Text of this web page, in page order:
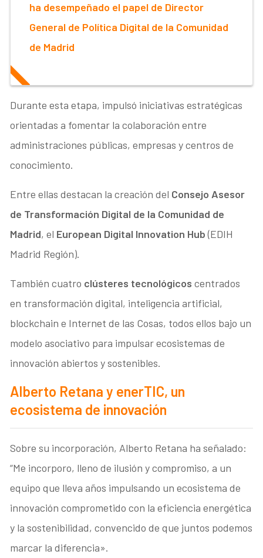
ha desempeñado el papel de Director
General de Política Digital de la Comunidad
de Madrid
Durante esta etapa, impulsó iniciativas estratégicas
orientadas a fomentar la colaboración entre
administraciones públicas, empresas y centros de
conocimiento.
Entre ellas destacan la creación del Consejo Asesor
de Transformación Digital de la Comunidad de
Madrid, el European Digital Innovation Hub(EDIH
Madrid Región).
También cuatro clústeres tecnológicos centrados
en transformación digital, inteligencia artificial,
blockchain e Internet de las Cosas, todos ellos bajo un
modelo asociativo para impulsar ecosistemas de
innovación abiertos y sostenibles.
Alberto Retana y enerTIC, un
ecosistema de innovación
Sobre su incorporación, Alberto Retana ha señalado:
“Me incorporo, lleno de ilusión y compromiso, a un
equipo que lleva años impulsando un ecosistema de
innovación comprometido con la eficiencia energética
y la sostenibilidad, convencido de que juntos podemos
marcar la diferencia».